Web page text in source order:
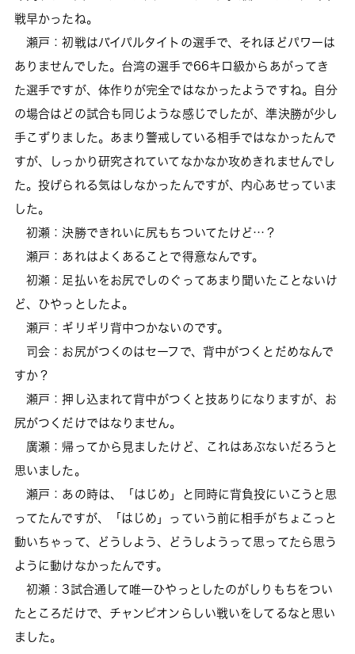
戦早かったね。
瀬戸：初戦はバイパルタイトの選手で、それほどパワーは
ありませんでした。台湾の選手で66キロ級からあがってき
た選手ですが、体作りが完全ではなかったようですね。自分
の場合はどの試合も同じような感じでしたが、準決勝が少し
手こずりました。あまり警戒している相手ではなかったんで
すが、しっかり研究されていてなかなか攻めきれませんでし
た。投げられる気はしなかったんですが、内心あせっていま
した。
初瀬：決勝できれいに尻もちついてたけど…？
瀬戸：あれはよくあることで得意なんです。
初瀬：足払いをお尻でしのぐってあまり聞いたことないけ
ど、ひやっとしたよ。
瀬戸：ギリギリ背中つかないのです。
司会：お尻がつくのはセーフで、背中がつくとだめなんで
すか？
瀬戸：押し込まれて背中がつくと技ありになりますが、お
尻がつくだけではなりません。
廣瀬：帰ってから見ましたけど、これはあぶないだろうと
思いました。
瀬戸：あの時は、「はじめ」と同時に背負投にいこうと思
ってたんですが、「はじめ」っていう前に相手がちょこっと
動いちゃって、どうしよう、どうしようって思ってたら思う
ように動けなかったんです。
初瀬：3試合通して唯一ひやっとしたのがしりもちをつい
たところだけで、チャンピオンらしい戦いをしてるなと思い
ました。